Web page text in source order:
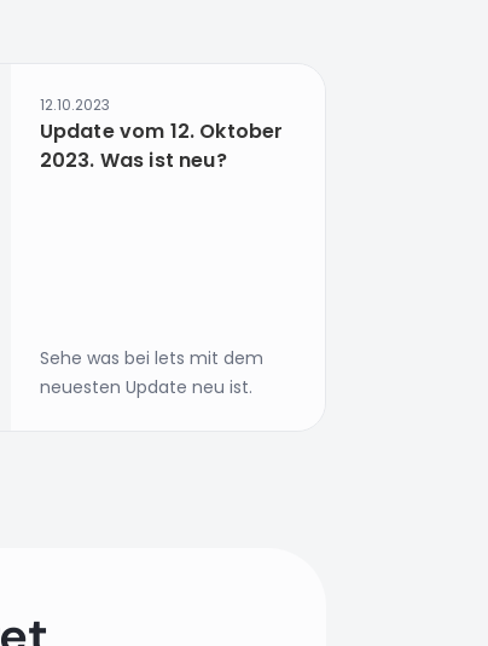
12.10.2023
Update vom 12. Oktober
2023. Was ist neu?
Sehe was bei lets mit dem
neuesten Update neu ist.